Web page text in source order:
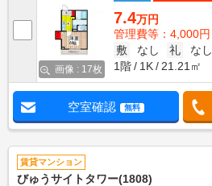
画像 : 17枚
7.4万円
管理費等：4,000円
敷
なし 礼
なし
1階
1K 21.21㎡
空室確認 無料
賃貸マンション
びゅうサイトタワー(1808)